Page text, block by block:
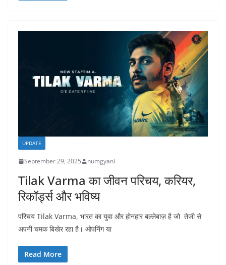
UPDATE
September 29, 2025 humgyani
Tilak Varma का जीवन परिचय, करियर,
रिकॉर्ड्स और भविष्य
परिचय Tilak Varma, भारत का युवा और होनहार बल्लेबाज़ है जो तेजी से
अपनी चमक बिखेर रहा है। ओपनिंग या
Read More